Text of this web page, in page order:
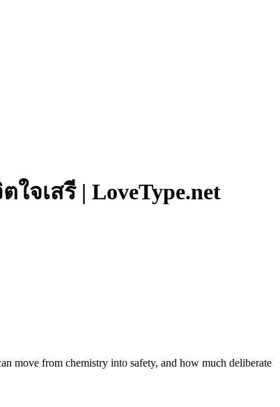
จเสรี | LoveType.net
from chemistry into safety, and how much deliberate